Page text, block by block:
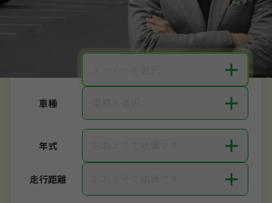
電話か出張か、高い方の査定を提案。カンタンWeb査定
ご依頼いただいたお車を丁寧に査定いたします
＋
車種 ＋
年式 ＋
走行距離 ＋